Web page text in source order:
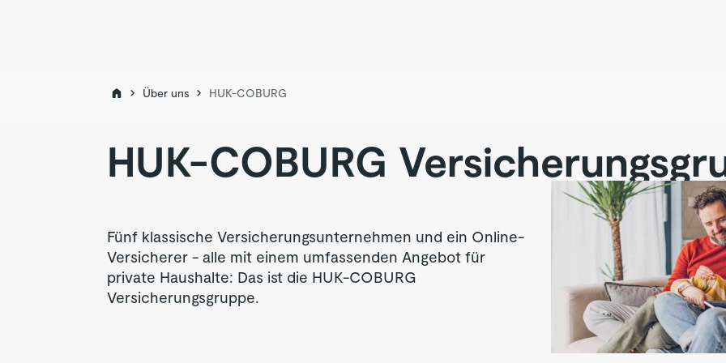
Über uns HUK-COBURG
HUK-COBURG
Fünf klassische Versicherungsunternehmen und ein Online-
Versicherer - alle mit einem umfassenden Angebot für
private Haushalte: Das ist die HUK-COBURG
Versicherungsgruppe.